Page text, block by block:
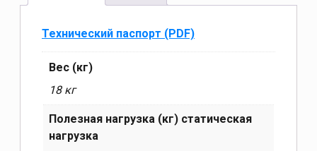
Технический паспорт (PDF)
Вес (кг)
18 кг
Полезная нагрузка (кг) статическая
нагрузка